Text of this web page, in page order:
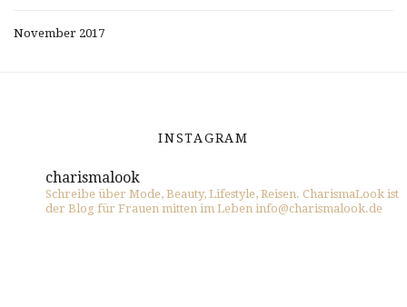
November 2017
INSTAGRAM
charismalook
Schreibe über Mode, Beauty, Lifestyle, Reisen. CharismaLook ist
der Blog für Frauen mitten im Leben info@charismalook.de